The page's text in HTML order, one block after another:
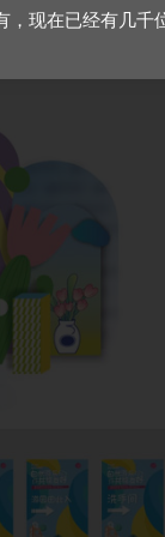
，现在已经有几千